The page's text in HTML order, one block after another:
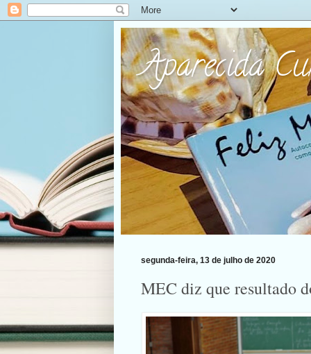
Aparecida
segunda-feira, 13 de julho de 2020
MEC diz que resultado